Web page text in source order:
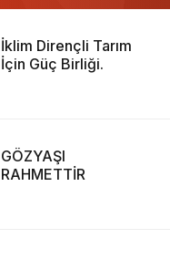
İklim Dirençli Tarım
İçin Güç Birliği.
GÖZYAŞI
RAHMETTİR